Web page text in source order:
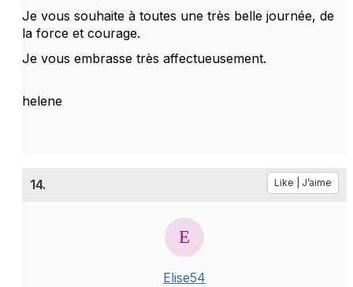
Je vous souhaite à toutes une très belle journée, de
la force et courage.
Je vous embrasse très affectueusement.
helene
14. Like | J’aime
Elise54